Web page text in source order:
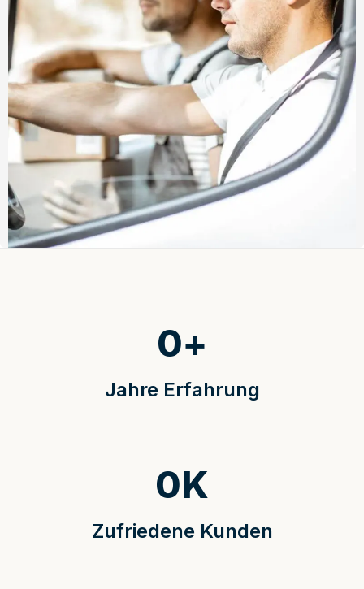
Jahre Erfahrung
0+
Zufriedene Kunden
0K